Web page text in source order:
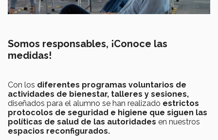
Somos responsables, ¡Conoce las
medidas!
Con los diferentes programas voluntarios de
actividades de bienestar, talleres y sesiones,
diseñados para el alumno se han realizado estrictos
protocolos de seguridad e higiene que siguen las
políticas de salud de las autoridades en nuestros
espacios reconfigurados.